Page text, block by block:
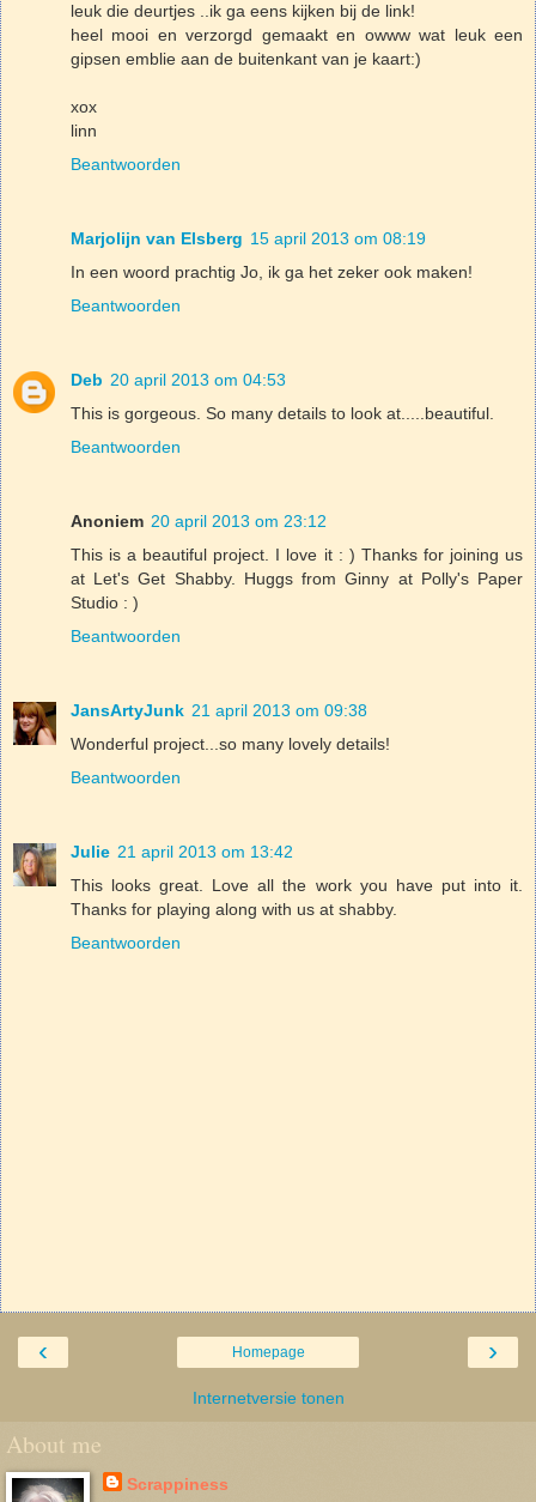
leuk die deurtjes ..ik ga eens kijken bij de link!
heel mooi en verzorgd gemaakt en owww wat leuk een
gipsen emblie aan de buitenkant van je kaart:)
xox
linn
Beantwoorden
Marjolijn van Elsberg 15 april 2013 om 08:19
In een woord prachtig Jo, ik ga het zeker ook maken!
Beantwoorden
Deb 20 april 2013 om 04:53
This is gorgeous. So many details to look at.....beautiful.
Beantwoorden
Anoniem 20 april 2013 om 23:12
This is a beautiful project. I love it : ) Thanks for joining us
at Let's Get Shabby. Huggs from Ginny at Polly's Paper
Studio : )
Beantwoorden
JansArtyJunk 21 april 2013 om 09:38
Wonderful project...so many lovely details!
Beantwoorden
Julie 21 april 2013 om 13:42
This looks great. Love all the work you have put into it.
Thanks for playing along with us at shabby.
Beantwoorden
‹ ›
Homepage
Internetversie tonen
About me
Scrappiness